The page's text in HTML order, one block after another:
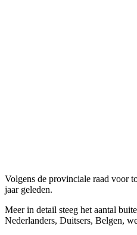
Volgens de provinciale raad voor
jaar geleden.
Meer in detail steeg het aantal
Nederlanders, Duitsers, Belgen,